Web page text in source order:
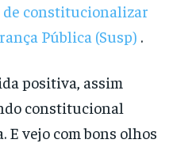
constitucionalizar
Pública (Susp) .
positiva, assim
constitucional
E vejo com bons olhos